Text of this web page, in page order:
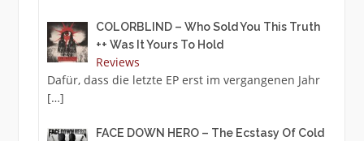
COLORBLIND – Who Sold You This Truth
++ Was It Yours To Hold
Reviews
Dafür, dass die letzte EP erst im vergangenen Jahr
[…]
FACE DOWN HERO – The Ecstasy Of Cold